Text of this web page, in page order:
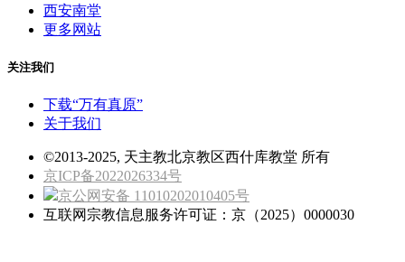
西安南堂
更多网站
关注我们
下载“万有真原”
关于我们
©2013-2025, 天主教北京教区西什库教堂 所有
京ICP备2022026334号
京公网安备 11010202010405号
互联网宗教信息服务许可证：京（2025）0000030